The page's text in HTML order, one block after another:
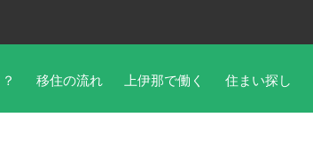
移住の流れ 上伊那で働く 住まい探し